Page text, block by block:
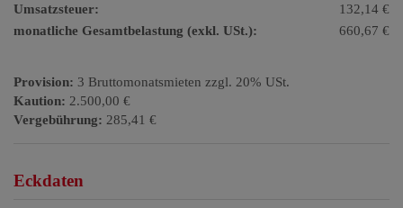
Umsatzsteuer:
132,14 €
monatliche Gesamtbelastung (exkl. USt.):
660,67 €
Provision: 3 Bruttomonatsmieten zzgl. 20% USt.
Kaution: 2.500,00 €
Vergebührung: 285,41 €
Eckdaten